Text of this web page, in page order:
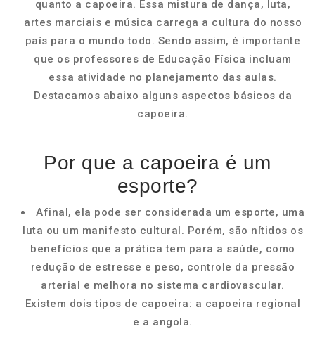
quanto a capoeira. Essa mistura de dança, luta,
artes marciais e música carrega a cultura do nosso
país para o mundo todo. Sendo assim, é importante
que os professores de Educação Física incluam
essa atividade no planejamento das aulas.
Destacamos abaixo alguns aspectos básicos da
capoeira.
Por que a capoeira é um
esporte?
Afinal, ela pode ser considerada um esporte, uma
luta ou um manifesto cultural. Porém, são nítidos os
benefícios que a prática tem para a saúde, como
redução de estresse e peso, controle da pressão
arterial e melhora no sistema cardiovascular.
Existem dois tipos de capoeira: a capoeira regional
e a angola.